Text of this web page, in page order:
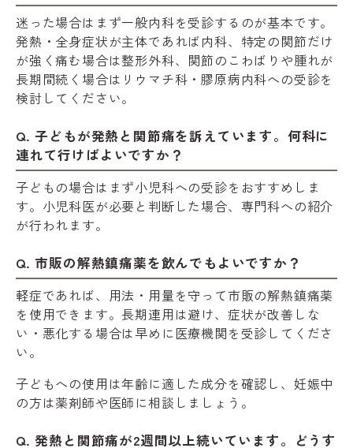
迷った場合はまず一般内科を受診するのが基本です。
発熱・全身症状が主体であれば内科、特定の関節だけ
が強く痛む場合は整形外科、関節のこわばりや腫れが
長期間続く場合はリウマチ科・膠原病内科への受診を
検討してください。
Q. 子どもが発熱と関節痛を訴えています。何科に
連れて行けばよいですか？
子どもの場合はまず小児科への受診をおすすめしま
す。小児科医が必要と判断した場合、専門科への紹介
が行われます。
Q. 市販の解熱鎮痛薬を飲んでもよいですか？
軽症であれば、用法・用量を守って市販の解熱鎮痛薬
を使用できます。長期連用は避け、症状が改善しな
い・悪化する場合は早めに医療機関を受診してくださ
い。
子どもへの使用は年齢に適した成分を確認し、妊娠中
の方は薬剤師や医師に相談しましょう。
Q. 発熱と関節痛が2週間以上続いています。どうす